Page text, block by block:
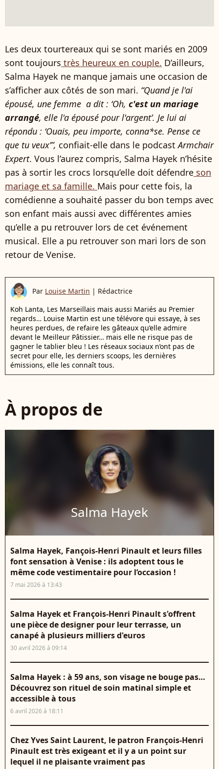
Les deux tourtereaux qui se sont mariés en 2009
sont toujours très heureux en couple. D’ailleurs,
Salma Hayek ne manque jamais une occasion de
s’afficher aux côtés de son mari. “Quand je l'ai
épousé, une femme a dit : ‘Oh, c'est un mariage
arrangé, elle l'a épousé pour l'argent’. Je lui ai
répondu : ‘Ouais, peu importe, conna*se. Pense ce
que tu veux’”, confiait-elle dans le podcastArmchair
Expert. Vous l’aurez compris, Salma Hayek n’hésite
pas à sortir les crocs lorsqu’elle doit défendre son
mariage et sa famille. Mais pour cette fois, la
comédienne a souhaité passer du bon temps avec
son enfant mais aussi avec différentes amies
qu’elle a pu retrouver lors de cet événement
musical. Elle a pu retrouver son mari lors de son
retour de Venise.
Par Louise Martin | Rédactrice
Koh Lanta, Les Marseillais mais aussi Mariés au Premier
regards… Louise Martin est une télévore qui essaye, à ses
heures perdues, de refaire les gâteaux qu’elle admire
devant le Meilleur Pâtissier… mais elle ne risque pas de
gagner le tablier bleu ! Les réseaux sociaux n’ont pas de
secret pour elle, les derniers scoops, les dernières
émissions, elle les connaît tous.
À propos de
Salma Hayek
Salma Hayek, Fançois-Henri Pinault et leurs filles
font sensation à Venise : ils adoptent tous le
même code vestimentaire pour l’occasion !
7 mai 2026 à 13:43
Salma Hayek et François-Henri Pinault s'offrent
une pièce de designer pour leur terrasse, un
canapé à plusieurs milliers d'euros
30 avril 2026 à 09:14
Salma Hayek : à 59 ans, son visage ne bouge pas…
Découvrez son rituel de soin matinal simple et
accessible à tous
6 avril 2026 à 18:11
Chez Yves Saint Laurent, le patron François-Henri
Pinault est très exigeant et il y a un point sur
lequel il ne plaisante vraiment pas